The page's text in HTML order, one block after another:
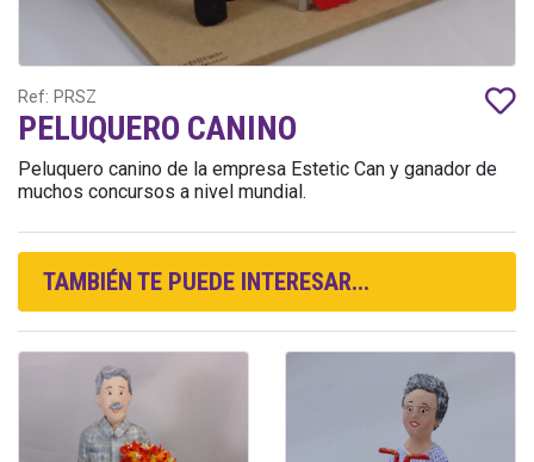
Ref: PRSZ
PELUQUERO CANINO
Peluquero canino de la empresa Estetic Can y ganador de
muchos concursos a nivel mundial.
TAMBIÉN TE PUEDE INTERESAR...